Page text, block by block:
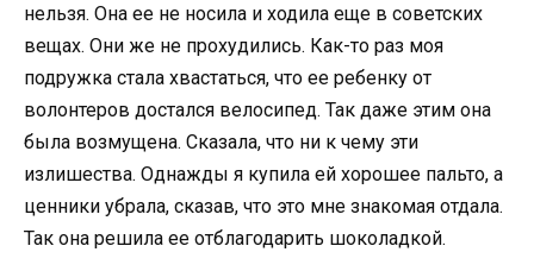
нельзя. Она ее не носила и ходила еще в советских
вещах. Они же не прохудились. Как-то раз моя
подружка стала хвастаться, что ее ребенку от
волонтеров достался велосипед. Так даже этим она
была возмущена. Сказала, что ни к чему эти
излишества. Однажды я купила ей хорошее пальто, а
ценники убрала, сказав, что это мне знакомая отдала.
Так она решила ее отблагодарить шоколадкой.